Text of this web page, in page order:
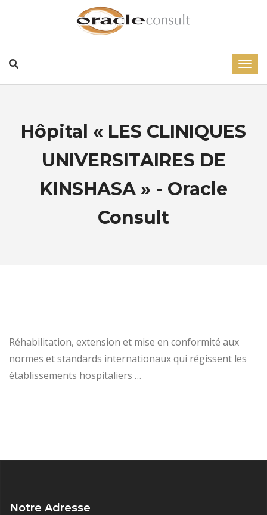
Hôpital « LES CLINIQUES
UNIVERSITAIRES DE
KINSHASA » - Oracle
Consult
Réhabilitation, extension et mise en conformité aux
normes et standards internationaux qui régissent les
établissements hospitaliers …
Notre Adresse